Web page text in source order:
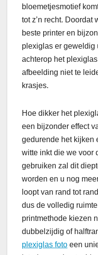
bloemetjesmotief
tot z’n recht. Doordat
beste printer en
plexiglas er geweldig
achterop het
afbeelding niet te
krasjes.
Hoe dikker het
een bijzonder effect
gedurende het kijken
witte inkt die we voor
gebruiken zal dit
worden en u nog
loopt van rand tot
dus de volledig
printmethode kiezen
dubbelzijdig of
plexiglas foto een